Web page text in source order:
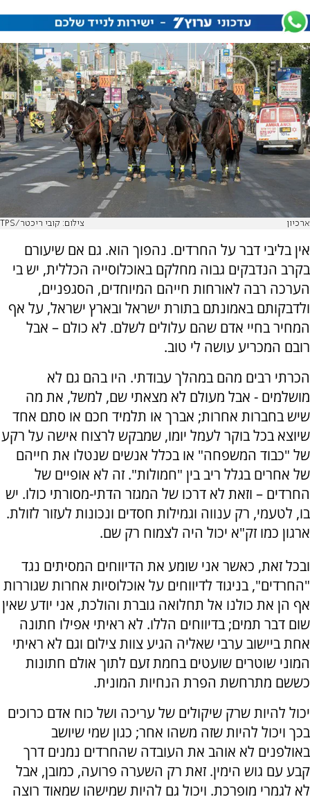
ארכיון צילום: קובי ריכטר/TPS
אין בליבי דבר על החרדים. נהפוך הוא. גם אם שיעורם
בקרב הנדבקים גבוה מחלקם באוכלוסייה הכללית, יש בי
הערכה רבה לאורחות חייהם המיוחדים, הסגפניים,
ולדבקותם באמונתם בתורת ישראל ובארץ ישראל, על אף
המחיר בחיי אדם שהם עלולים לשלם. לא כולם – אבל
רובם המכריע עושה לי טוב.
הכרתי רבים מהם במהלך עבודתי. היו בהם גם לא
מושלמים - אבל מעולם לא מצאתי שם, למשל, את מה
שיש בחברות אחרות; אברך או תלמיד חכם או סתם אחד
שיוצא בכל בוקר לעמל יומו, שמבקש לרצוח אישה על רקע
של "כבוד המשפחה" או בכלל אנשים שנטלו את חייהם
של אחרים בגלל ריב בין "חמולות". זה לא אופיים של
החרדים – וזאת לא דרכו של המגזר הדתי-מסורתי כולו. יש
בו, לטעמי, רק ענווה וגמילות חסדים ונכונות לעזור לזולת.
ארגון כמו זק"א יכול היה לצמוח רק שם.
ובכל זאת, כאשר אני שומע את הדיווחים המסיתים נגד
"החרדים", בניגוד לדיווחים על אוכלוסיות אחרות שגוררות
אף הן את כולנו אל תחלואה גוברת והולכת, אני יודע שאין
שום דבר תמים; בדיווחים הללו. לא ראיתי אפילו חתונה
אחת ביישוב ערבי שאליה הגיע צוות צילום וגם לא ראיתי
המוני שוטרים שועטים בחמת זעם לתוך אולם חתונות
כששם מתרחשת הפרת הנחיות המונית.
יכול להיות שרק שיקולים של עריכה ושל כוח אדם כרוכים
בכך ויכול להיות שזה משהו אחר; כגון שמי שיושב
באולפנים לא אוהב את העובדה שהחרדים נמנים דרך
קבע עם גוש הימין. זאת רק השערה פרועה, כמובן, אבל
לא לגמרי מופרכת. ויכול גם להיות שמישהו שמאוד רוצה